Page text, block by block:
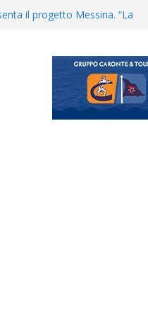
bocciato il Fasano,
e Kamarat restano in
si alzano i ritmi tra lavoro